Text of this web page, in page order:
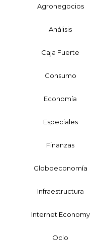
Agronegocios
Análisis
Caja Fuerte
Consumo
Economía
Especiales
Finanzas
Globoeconomía
Infraestructura
Internet Economy
Ocio